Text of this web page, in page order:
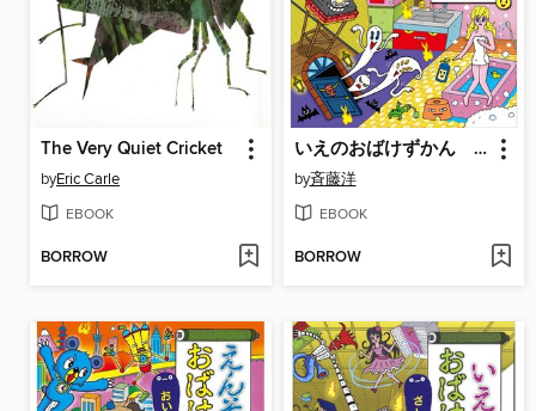
The Very Quiet Cricket
byEric Carle
EBOOK
BORROW
いえのおばけずかん ゆうれいでんわ
by斉藤洋
EBOOK
BORROW